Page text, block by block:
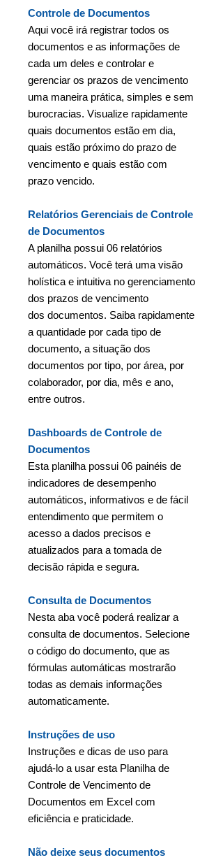
Controle de Documentos
Aqui você irá registrar todos os
documentos e as informações de
cada um deles e controlar e
gerenciar os prazos de vencimento
uma maneira prática, simples e sem
burocracias. Visualize rapidamente
quais documentos estão em dia,
quais estão próximo do prazo de
vencimento e quais estão com
prazo vencido.
Relatórios Gerenciais de Controle
de Documentos
A planilha possui 06 relatórios
automáticos. Você terá uma visão
holística e intuitiva no gerenciamento
dos prazos de vencimento
dos documentos. Saiba rapidamente
a quantidade por cada tipo de
documento, a situação dos
documentos por tipo, por área, por
colaborador, por dia, mês e ano,
entre outros.
Dashboards de Controle de
Documentos
Esta planilha possui 06 painéis de
indicadores de desempenho
automáticos, informativos e de fácil
entendimento que permitem o
acesso a dados precisos e
atualizados para a tomada de
decisão rápida e segura.
Consulta de Documentos
Nesta aba você poderá realizar a
consulta de documentos. Selecione
o código do documento, que as
fórmulas automáticas mostrarão
todas as demais informações
automaticamente.
Instruções de uso
Instruções e dicas de uso para
ajudá-lo a usar esta Planilha de
Controle de Vencimento de
Documentos em Excel com
eficiência e praticidade.
Não deixe seus documentos